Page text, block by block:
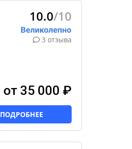
10.0/10
3 отзыва
от 35 000 ₽
ПОДРОБНЕЕ